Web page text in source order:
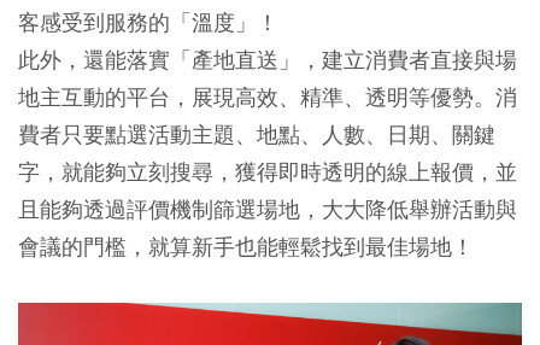
客感受到服務的「溫度」！
此外，還能落實「產地直送」，建立消費者直接與場
地主互動的平台，展現高效、精準、透明等優勢。消
費者只要點選活動主題、地點、人數、日期、關鍵
字，就能夠立刻搜尋，獲得即時透明的線上報價，並
且能夠透過評價機制篩選場地，大大降低舉辦活動與
會議的門檻，就算新手也能輕鬆找到最佳場地！